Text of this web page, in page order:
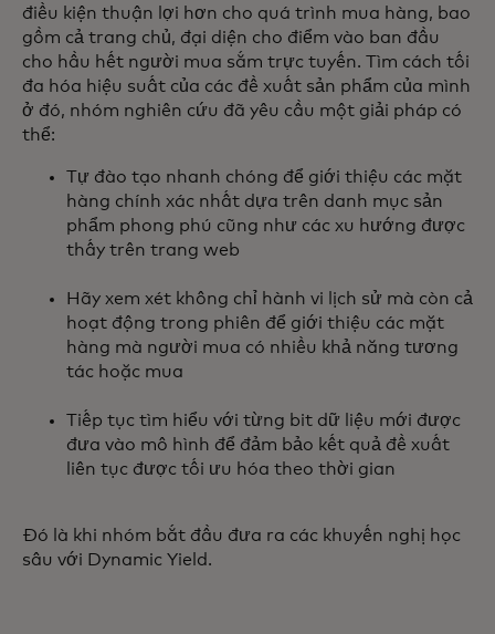
điều kiện thuận lợi hơn cho quá trình mua hàng, bao
gồm cả trang chủ, đại diện cho điểm vào ban đầu
cho hầu hết người mua sắm trực tuyến. Tìm cách tối
đa hóa hiệu suất của các đề xuất sản phẩm của mình
ở đó, nhóm nghiên cứu đã yêu cầu một giải pháp có
thể:
Tự đào tạo nhanh chóng để giới thiệu các mặt
hàng chính xác nhất dựa trên danh mục sản
phẩm phong phú cũng như các xu hướng được
thấy trên trang web
Hãy xem xét không chỉ hành vi lịch sử mà còn cả
hoạt động trong phiên để giới thiệu các mặt
hàng mà người mua có nhiều khả năng tương
tác hoặc mua
Tiếp tục tìm hiểu với từng bit dữ liệu mới được
đưa vào mô hình để đảm bảo kết quả đề xuất
liên tục được tối ưu hóa theo thời gian
Đó là khi nhóm bắt đầu đưa ra các khuyến nghị học
sâu với Dynamic Yield.